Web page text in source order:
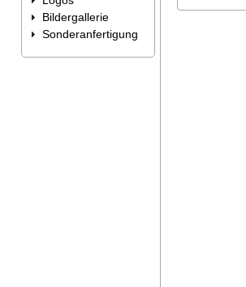
Bildergallerie
Sonderanfertigung